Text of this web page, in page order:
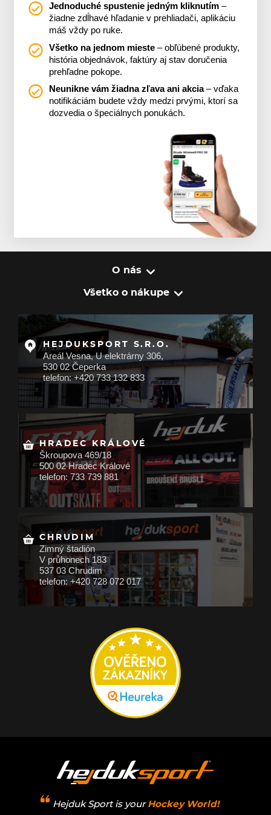
Jednoduché spustenie jedným kliknutím –
žiadne zdĺhavé hľadanie v prehliadači, aplikáciu
máš vždy po ruke.
Všetko na jednom mieste – obľúbené produkty,
história objednávok, faktúry aj stav doručenia
prehľadne pokope.
Neunikne vám žiadna zľava ani akcia– vďaka
notifikáciám budete vždy medzi prvými, ktorí sa
dozvedia o špeciálnych ponukách.
O nás
Všetko o nákupe
HEJDUKSPORT S.R.O.
Areál Vesna, U elektrárny 306,
530 02 Čeperka
telefon: +420 733 132 833
HRADEC KRÁLOVÉ
Škroupova 469/18
500 02 Hradec Králové
telefon: 733 739 881
CHRUDIM
Zimný štadión
V průhonech 183
537 03 Chrudim
telefon: +420 728 072 017
Hejduk Sport is your Hockey World!